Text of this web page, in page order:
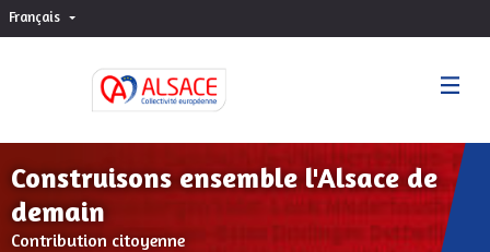
Français Choisir la langue
Construisons ensemble l'Alsace de
demain
Contribution citoyenne